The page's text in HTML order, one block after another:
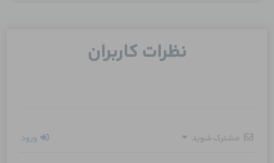
نظرات کاربران
مشترک شوید ورود